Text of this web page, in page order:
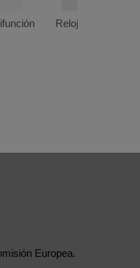
Reloj CK Modern
Europea.